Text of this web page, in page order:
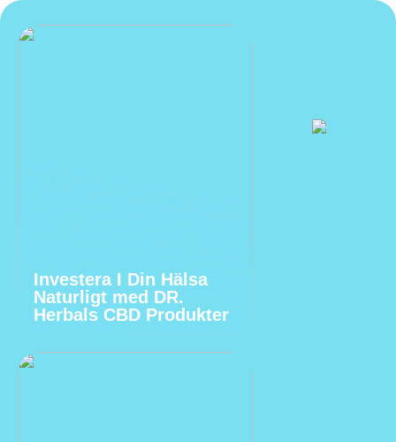
Investera I Din Hälsa
Naturligt med DR.
Herbals CBD Produkter